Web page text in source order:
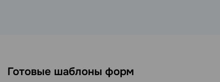
Готовые шаблоны форм